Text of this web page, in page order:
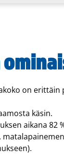
on erittäin
käsin.
aikana 82